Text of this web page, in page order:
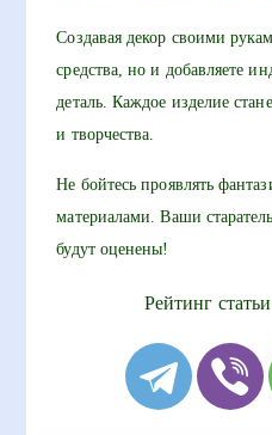
Создавая декор своими
средства, но и добавляете
деталь. Каждое изделие
и творчества.
Не бойтесь проявлять
материалами. Ваши
будут оценены!
Рейтинг статьи